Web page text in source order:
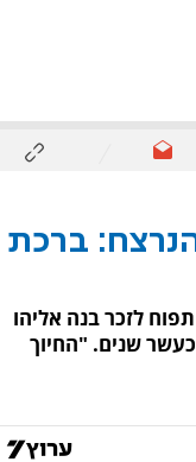
ברכת
לזכר בנה אליהו
שנים. "החיוך